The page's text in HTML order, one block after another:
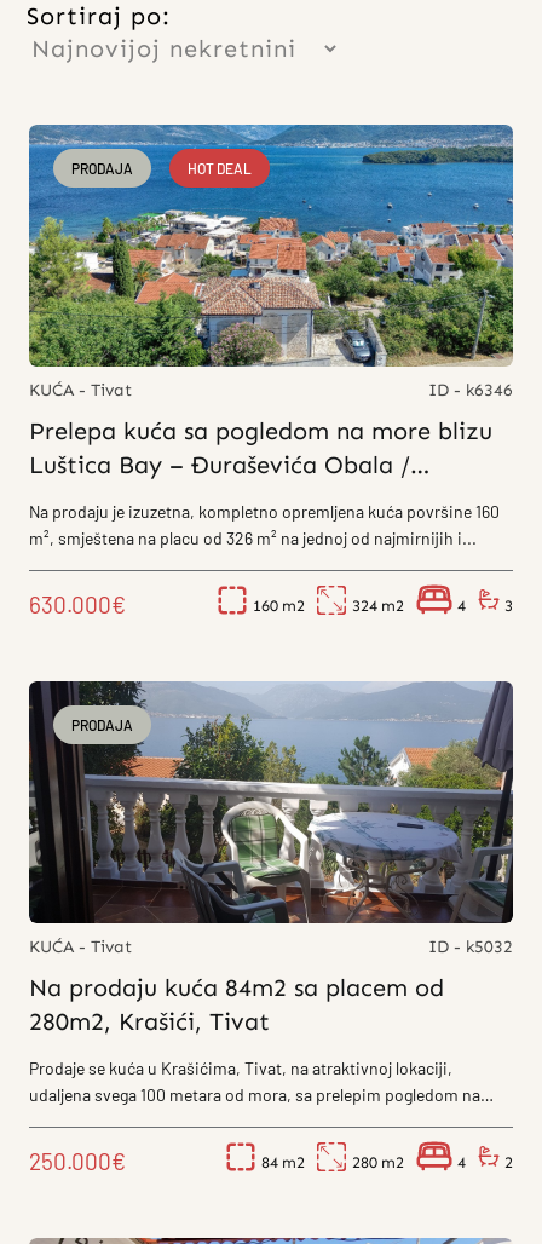
Sortiraj po:
PRODAJA HOT DEAL
KUĆA - Tivat ID - k6346
Prelepa kuća sa pogledom na more blizu
Luštica Bay – Đuraševića Obala /
Kaluđerovina
Na prodaju je izuzetna, kompletno opremljena kuća površine 160
m², smještena na placu od 326 m² na jednoj od najmirnijih i...
630.000€ 160 324 4 3
PRODAJA
KUĆA - Tivat ID - k5032
Na prodaju kuća 84m2 sa placem od
280m2, Krašići, Tivat
Prodaje se kuća u Krašićima, Tivat, na atraktivnoj lokaciji,
udaljena svega 100 metara od mora, sa prelepim pogledom na
250.000€ 84 280 4 2